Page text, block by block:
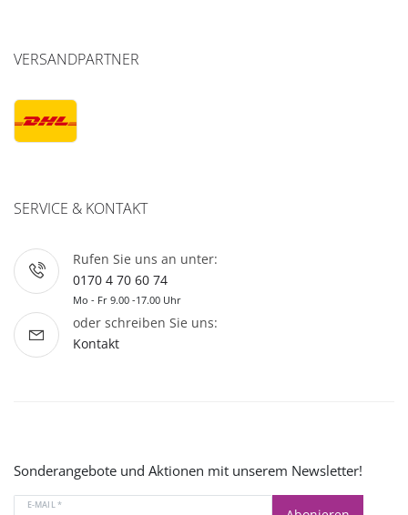
VERSANDPARTNER
SERVICE & KONTAKT
Rufen Sie uns an unter:
0170 4 70 60 74
Mo - Fr 9.00 -17.00 Uhr
oder schreiben Sie uns:
Kontakt
Sonderangebote und Aktionen mit unserem Newsletter!
E-MAIL *